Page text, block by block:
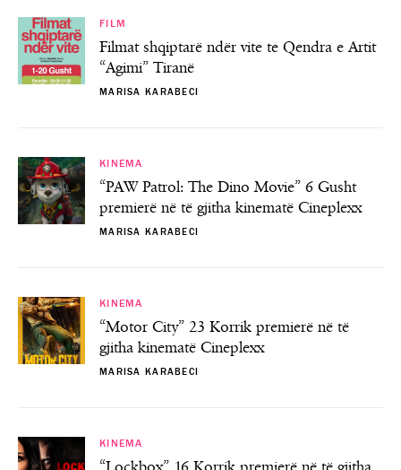
FILM
Filmat shqiptarë ndër vite te Qendra e Artit
“Agimi” Tiranë
MARISA KARABECI
KINEMA
“PAW Patrol: The Dino Movie” 6 Gusht
premierë në të gjitha kinematë Cineplexx
MARISA KARABECI
KINEMA
“Motor City” 23 Korrik premierë në të
gjitha kinematë Cineplexx
MARISA KARABECI
KINEMA